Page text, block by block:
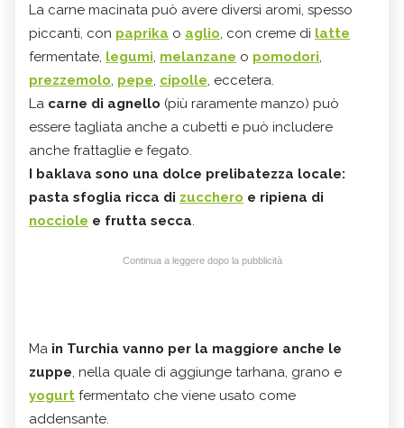
La carne macinata può avere diversi aromi, spesso
piccanti, con paprika o aglio, con creme di latte
fermentate, legumi, melanzane o pomodori,
prezzemolo, pepe, cipolle, eccetera.
La carne di agnello (più raramente manzo) può
essere tagliata anche a cubetti e può includere
anche frattaglie e fegato.
I baklava sono una dolce prelibatezza locale:
pasta sfoglia ricca di zucchero e ripiena di
nocciole e frutta secca.
Continua a leggere dopo la pubblicità
Ma in Turchia vanno per la maggiore anche le
zuppe, nella quale di aggiunge tarhana, grano e
yogurt fermentato che viene usato come
addensante.